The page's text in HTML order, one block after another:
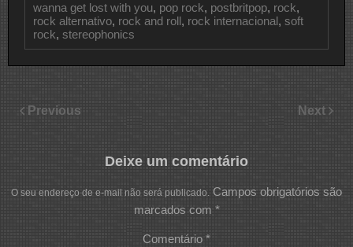
wanna get lost with you, pop rock, postbritpop, rock,
rock alternativo, rock and roll, rock internacional, soft
rock, stereophonics
Previous Next
Deixe um comentário
O seu endereço de e-mail não será publicado. Campos obrigatórios são
marcados com *
Comentário *